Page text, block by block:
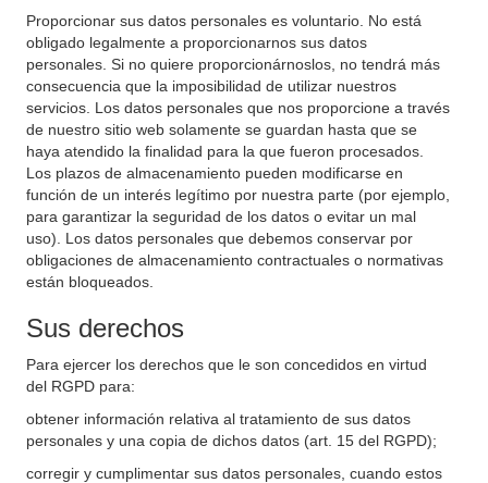
Proporcionar sus datos personales es voluntario. No está
obligado legalmente a proporcionarnos sus datos
personales. Si no quiere proporcionárnoslos, no tendrá más
consecuencia que la imposibilidad de utilizar nuestros
servicios. Los datos personales que nos proporcione a través
de nuestro sitio web solamente se guardan hasta que se
haya atendido la finalidad para la que fueron procesados.
Los plazos de almacenamiento pueden modificarse en
función de un interés legítimo por nuestra parte (por ejemplo,
para garantizar la seguridad de los datos o evitar un mal
uso). Los datos personales que debemos conservar por
obligaciones de almacenamiento contractuales o normativas
están bloqueados.
Sus derechos
Para ejercer los derechos que le son concedidos en virtud
del RGPD para:
obtener información relativa al tratamiento de sus datos
personales y una copia de dichos datos (art. 15 del RGPD);
corregir y cumplimentar sus datos personales, cuando estos